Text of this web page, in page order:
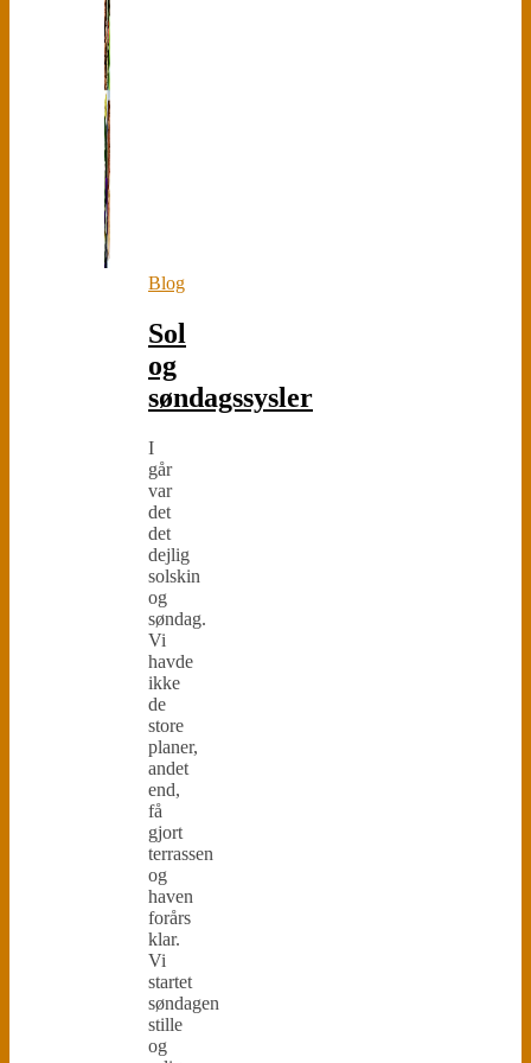
Blog
Sol
og
søndagssysler
I
går
var
det
det
dejlig
solskin
og
søndag.
Vi
havde
ikke
de
store
planer,
andet
end,
få
gjort
terrassen
og
haven
forårs
klar.
Vi
startet
søndagen
stille
og